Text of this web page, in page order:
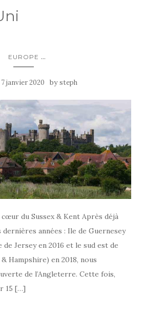
EUROPE ...
7 janvier 2020 bysteph
du Sussex & Kent Après déjà
dernières années : Ile de Guernesey
Jersey en 2016 et le sud est de
Hampshire) en 2018, nous
de l’Angleterre. Cette fois,
15 […]